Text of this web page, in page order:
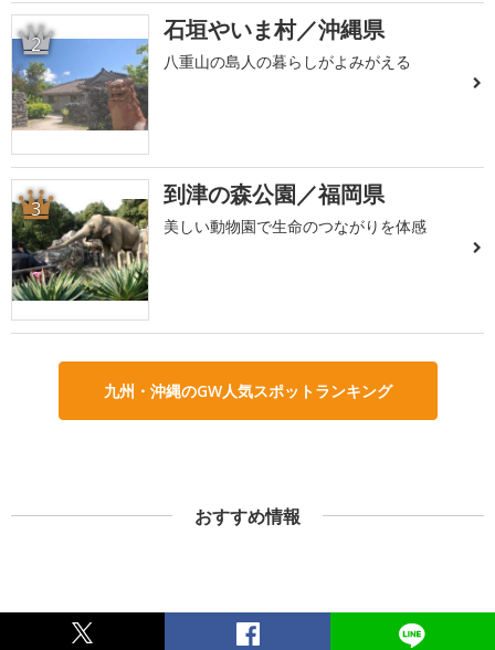
2 石垣やいま村／沖縄県
八重山の島人の暮らしがよみがえる
3 到津の森公園／福岡県
美しい動物園で生命のつながりを体感
九州・沖縄のGW人気スポットランキング
おすすめ情報